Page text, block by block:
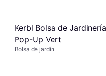
Kerbl Bolsa de Jardinería
Pop-Up Vert
Bolsa de jardín